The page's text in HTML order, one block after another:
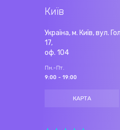
Київ
Україна, м. Київ, вул.
17,
оф. 104
Пн.-Пт.
9:00 - 19:00
КАРТА